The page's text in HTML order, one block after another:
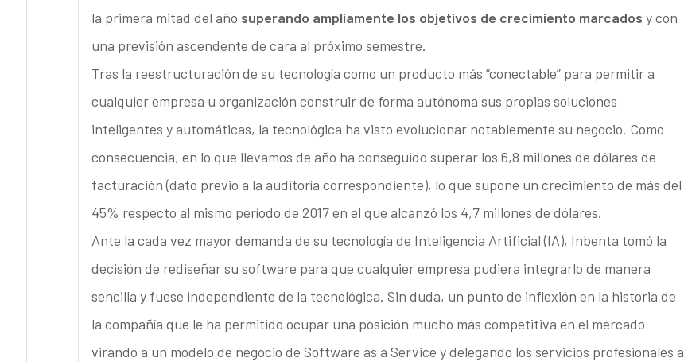
la primera mitad del año superando ampliamente los objetivos de crecimiento marcados y con
una previsión ascendente de cara al próximo semestre.
Tras la reestructuración de su tecnología como un producto más “conectable” para permitir a
cualquier empresa u organización construir de forma autónoma sus propias soluciones
inteligentes y automáticas, la tecnológica ha visto evolucionar notablemente su negocio. Como
consecuencia, en lo que llevamos de año ha conseguido superar los 6,8 millones de dólares de
facturación (dato previo a la auditoría correspondiente), lo que supone un crecimiento de más del
45% respecto al mismo período de 2017 en el que alcanzó los 4,7 millones de dólares.
Ante la cada vez mayor demanda de su tecnología de Inteligencia Artificial (IA), Inbenta tomó la
decisión de rediseñar su software para que cualquier empresa pudiera integrarlo de manera
sencilla y fuese independiente de la tecnológica. Sin duda, un punto de inflexión en la historia de
la compañía que le ha permitido ocupar una posición mucho más competitiva en el mercado
virando a un modelo de negocio de Software as a Service y delegando los servicios profesionales a